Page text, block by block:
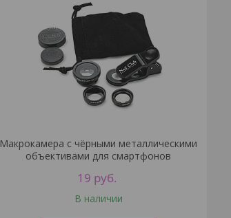
Макрокамера с чёрными металлическими
объективами для смартфонов
19 руб.
В наличии